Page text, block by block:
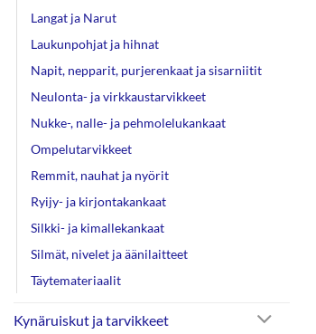
Langat ja Narut
Laukunpohjat ja hihnat
Napit, nepparit, purjerenkaat ja sisarniitit
Neulonta- ja virkkaustarvikkeet
Nukke-, nalle- ja pehmolelukankaat
Ompelutarvikkeet
Remmit, nauhat ja nyörit
Ryijy- ja kirjontakankaat
Silkki- ja kimallekankaat
Silmät, nivelet ja äänilaitteet
Täytemateriaalit
Kynäruiskut ja tarvikkeet